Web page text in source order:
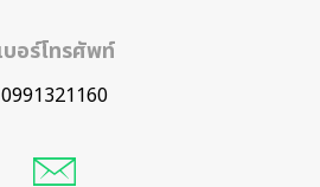
บอร์โทรศัพท์
0991321160